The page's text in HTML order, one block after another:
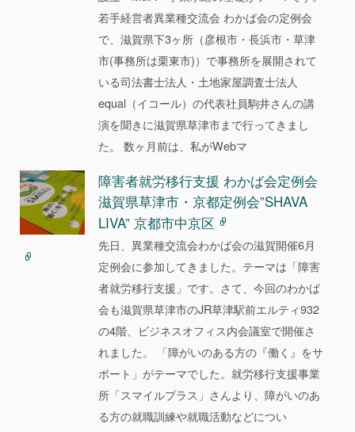
若手経営者異業種交流会 わかば会の定例会
で、滋賀県下3ヶ所（彦根市・長浜市・草津
市(事務所は栗東市)）で事務所を展開されて
いる司法書士法人・土地家屋調査士法人
equal（イコール）の代表社員駒井さんの講
演を聞きに滋賀県草津市まで行ってきまし
た。 数ヶ月前は、私がWebマ
障害者就労移行支援 わかば会定例会
滋賀県草津市・京都定例会”SHAVA
LIVA” 京都市中京区
先日、異業種交流会わかば会の滋賀開催6月
定例会に参加してきました。テーマは「障害
者就労移行支援」です。さて、今回のわかば
会も滋賀県草津市のJR草津駅前エルティ932
の4階、ビジネスオフィス内会議室で開催さ
れました。 「障がいのある方の『働く』をサ
ポート」がテーマでした。就労移行支援事業
所「スマイルプラス」さんより、障がいのあ
る方の就職訓練や就職活動などについ